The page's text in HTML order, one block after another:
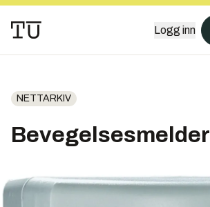
Logg inn
NETTARKIV
Bevegelsesmelder